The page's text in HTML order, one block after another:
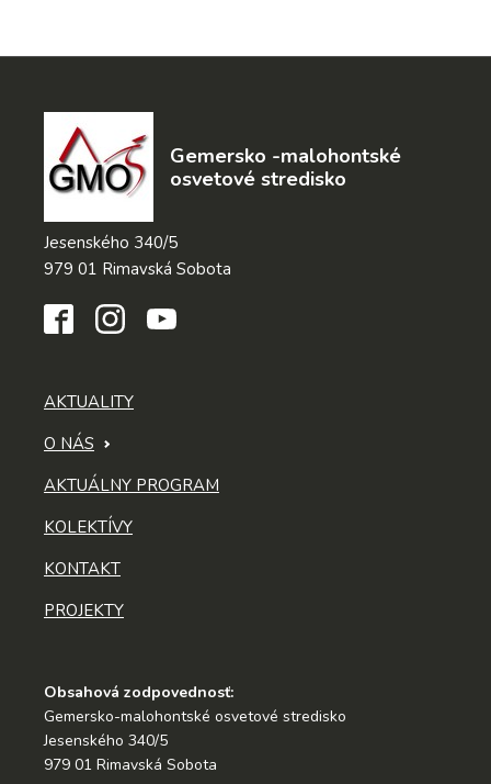
Gemersko -malohontské
osvetové stredisko
Jesenského 340/5
979 01 Rimavská Sobota
AKTUALITY
O NÁS
AKTUÁLNY PROGRAM
KOLEKTÍVY
KONTAKT
PROJEKTY
Obsahová zodpovednosť:
Gemersko-malohontské osvetové stredisko
Jesenského 340/5
979 01 Rimavská Sobota